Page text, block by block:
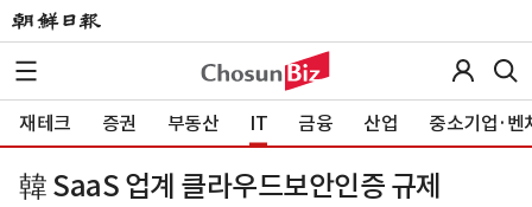
재테크 증권 부동산 IT 금융 산업 중소기업·벤
韓 SaaS 업계 클라우드보안인증 규제